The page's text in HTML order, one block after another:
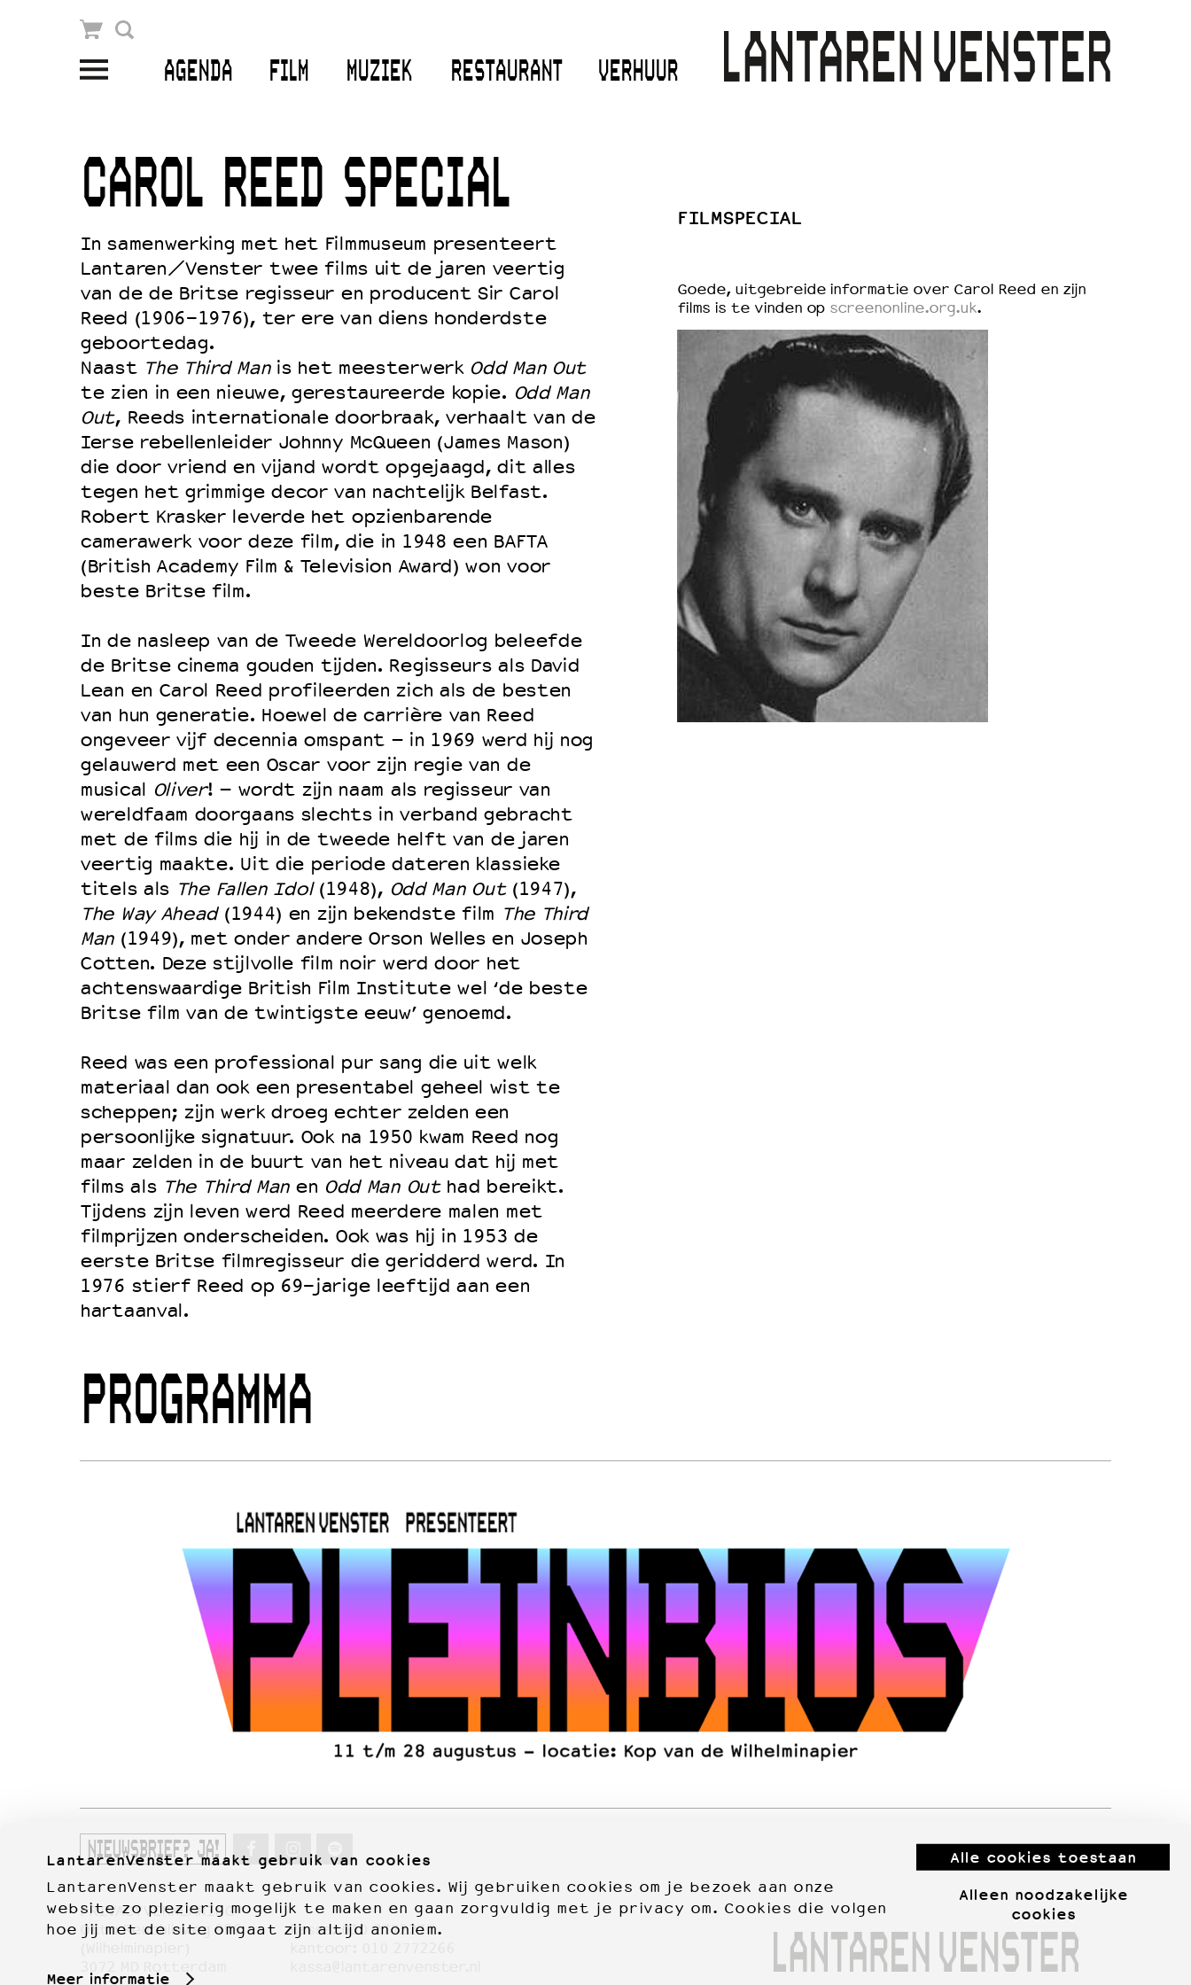
LantarenVenster maakt gebruik van cookies
LantarenVenster maakt gebruik van cookies. Wij gebruiken cookies om je bezoek aan onze
website zo plezierig mogelijk te maken en gaan zorgvuldig met je privacy om. Cookies die volgen
hoe jij met de site omgaat zijn altijd anoniem.
Meer informatie
Alle cookies toestaan
Alleen noodzakelijke
cookies
AGENDA FILM MUZIEK RESTAURANT VERHUUR
Winkelmandje
Openingstijden & contact
Bereikbaarheid
EDUCATIE
Schoolvoorstellingen
Filmprogramma’s Primair Onderwijs
Filmprogramma’s VO/MBO
Speciale educatieprogramma’s
OVER LANTARENVENSTER
Wat we doen
Werken bij
Wie is wie
Word vriend
Historie
Partners
Huisregels
Privacyverklaring
Integriteits- en gedragscode
Duurzaamheid
Culturele boycot Israël
Ruimte voor artistieke vrijheid – VNPF
CAROL REED SPECIAL
In samenwerking met het Filmmuseum presenteert
Lantaren/Venster twee films uit de jaren veertig
van de de Britse regisseur en producent Sir Carol
Reed (1906-1976), ter ere van diens honderdste
geboortedag.
Naast The Third Manis het meesterwerk Odd Man Out
te zien in een nieuwe, gerestaureerde kopie. Odd Man
Out, Reeds internationale doorbraak, verhaalt van de
Ierse rebellenleider Johnny McQueen (James Mason)
die door vriend en vijand wordt opgejaagd, dit alles
tegen het grimmige decor van nachtelijk Belfast.
Robert Krasker leverde het opzienbarende
camerawerk voor deze film, die in 1948 een BAFTA
(British Academy Film & Television Award) won voor
beste Britse film.
In de nasleep van de Tweede Wereldoorlog beleefde
de Britse cinema gouden tijden. Regisseurs als David
Lean en Carol Reed profileerden zich als de besten
van hun generatie. Hoewel de carrière van Reed
ongeveer vijf decennia omspant – in 1969 werd hij nog
gelauwerd met een Oscar voor zijn regie van de
musical Oliver! – wordt zijn naam als regisseur van
wereldfaam doorgaans slechts in verband gebracht
met de films die hij in de tweede helft van de jaren
veertig maakte. Uit die periode dateren klassieke
titels als The Fallen Idol(1948), Odd Man Out(1947),
The Way Ahead(1944) en zijn bekendste film The Third
Man(1949), met onder andere Orson Welles en Joseph
Cotten. Deze stijlvolle film noir werd door het
achtenswaardige British Film Institute wel ‘de beste
Britse film van de twintigste eeuw’ genoemd.
Reed was een professional pur sang die uit welk
materiaal dan ook een presentabel geheel wist te
scheppen; zijn werk droeg echter zelden een
persoonlijke signatuur. Ook na 1950 kwam Reed nog
maar zelden in de buurt van het niveau dat hij met
films als The Third Manen Odd Man Outhad bereikt.
Tijdens zijn leven werd Reed meerdere malen met
filmprijzen onderscheiden. Ook was hij in 1953 de
eerste Britse filmregisseur die geridderd werd. In
1976 stierf Reed op 69-jarige leeftijd aan een
hartaanval.
FILMSPECIAL
Goede, uitgebreide informatie over Carol Reed en zijn
films is te vinden op screenonline.org.uk.
PROGRAMMA
NIEUWSBRIEF? JA!
PRIVACYVERKLARING
Otto Reuchlinweg 996
3072 MD Rotterdam
kassa:010 2772277